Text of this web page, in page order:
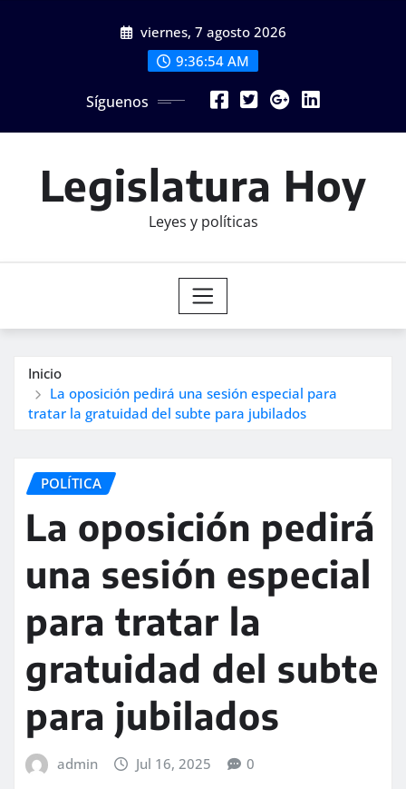
viernes, 7 agosto 2026
9:36:55 AM
Síguenos
Legislatura Hoy
Leyes y políticas
Inicio
La oposición pedirá una sesión especial para
tratar la gratuidad del subte para jubilados
POLÍTICA
La oposición pedirá
una sesión especial
para tratar la
gratuidad del subte
para jubilados
admin Jul 16, 2025 0